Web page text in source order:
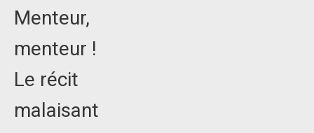
Menteur,
menteur !
Le récit
malaisant